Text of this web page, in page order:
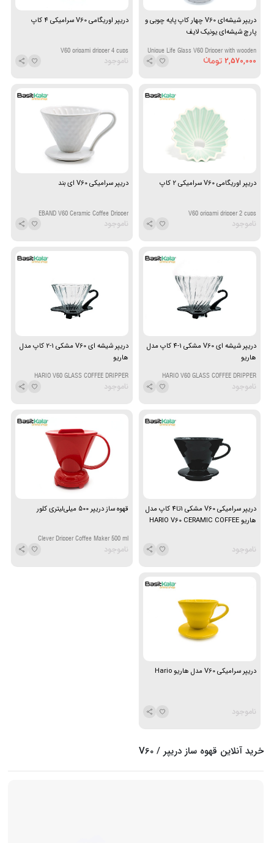
دریپر شیشه‌ای V60 چهار کاپ پایه چوبی و
پارچ شیشه‌ای یونیک لایف
Unique Life Glass V60 Dripper with wooden
Base and Glass Carafe 4 Cup
2,570,000
دریپر اوریگامی V60 سرامیکی 4 کاپ
V60 origami dripper 4 cups
ناموجود
دریپر اوریگامی V60 سرامیکی 2 کاپ
V60 origami dripper 2 cups
ناموجود
دریپر سرامیکی V60 ای بند
EBAND V60 Ceramic Coffee Dripper
ناموجود
دریپر شیشه ای V60 مشکی 1-4 کاپ مدل
هاریو
HARIO V60 GLASS COFFEE DRIPPER
ناموجود
دریپر شیشه ای V60 مشکی 1-2 کاپ مدل
هاریو
HARIO V60 GLASS COFFEE DRIPPER
ناموجود
دریپر سرامیکی V60 مشکی 1تا4 کاپ مدل
هاریو HARIO V60 CERAMIC COFFEE
ناموجود
قهوه ساز دریپر 500 میلی‌لیتری کلور
Clever Dripper Coffee Maker 500 ml
ناموجود
دریپر سرامیکی V60 مدل هاریو Hario
ناموجود
خرید آنلاین قهوه ساز دریپر / V60